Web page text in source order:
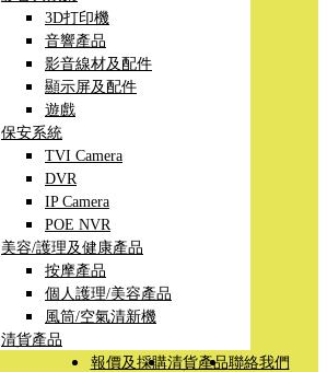
3D打印機
音響產品
影音線材及配件
顯示屏及配件
遊戲
保安系統
TVI Camera
DVR
IP Camera
POE NVR
美容/護理及健康產品
按摩產品
個人護理/美容產品
風筒/空氣清新機
清貨產品
報價及採購清貨產品聯絡我們